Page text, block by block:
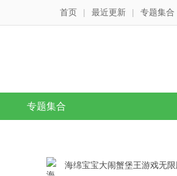
首页 | 最近更新 | 专题集合
专题集合
海绵宝宝大闹蟹堡王游戏无